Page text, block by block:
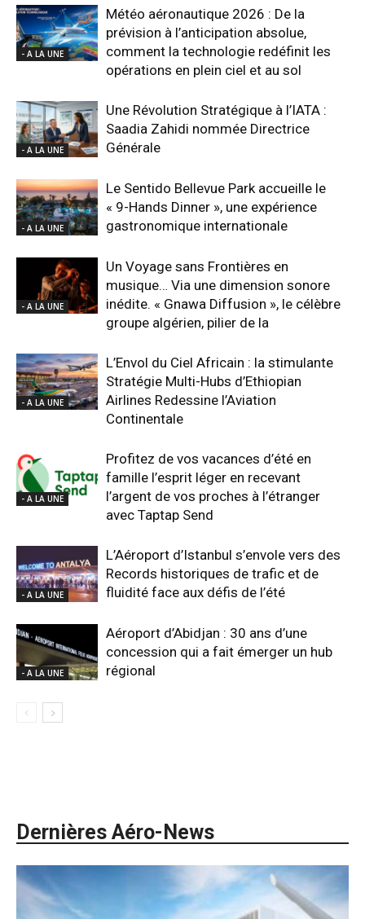
- A LA UNE
Météo aéronautique 2026 : De la
prévision à l’anticipation absolue,
comment la technologie redéfinit les
opérations en plein ciel et au sol
- A LA UNE
Une Révolution Stratégique à l’IATA :
Saadia Zahidi nommée Directrice
Générale
- A LA UNE
Le Sentido Bellevue Park accueille le
« 9-Hands Dinner », une expérience
gastronomique internationale
- A LA UNE
Un Voyage sans Frontières en
musique… Via une dimension sonore
inédite. « Gnawa Diffusion », le célèbre
groupe algérien, pilier de la
- A LA UNE
L’Envol du Ciel Africain : la stimulante
Stratégie Multi-Hubs d’Ethiopian
Airlines Redessine l’Aviation
Continentale
- A LA UNE
Profitez de vos vacances d’été en
famille l’esprit léger en recevant
l’argent de vos proches à l’étranger
avec Taptap Send
- A LA UNE
L’Aéroport d’Istanbul s’envole vers des
Records historiques de trafic et de
fluidité face aux défis de l’été
- A LA UNE
Aéroport d’Abidjan : 30 ans d’une
concession qui a fait émerger un hub
régional
Dernières Aéro-News